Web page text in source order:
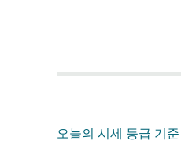
오늘의 시세 등급 기준